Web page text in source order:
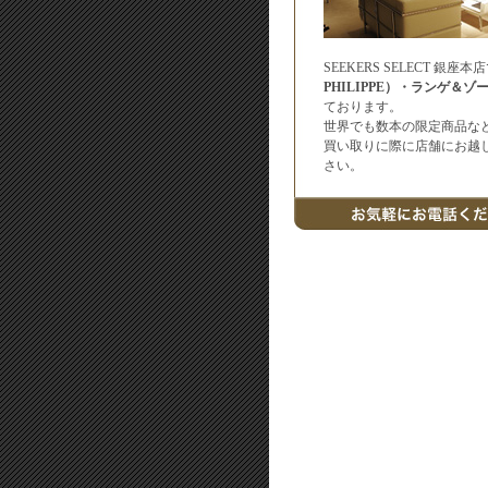
SEEKERS SELECT 銀座本
PHILIPPE）・ランゲ＆ゾ
ております。
世界でも数本の限定商品な
買い取りに際に店舗にお越
さい。